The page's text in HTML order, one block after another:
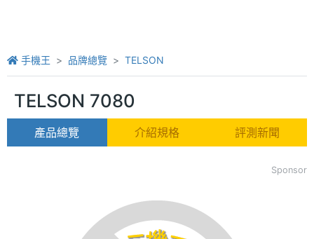
手機王 品牌總覽 TELSON
TELSON 7080
產品總覽 介紹規格 評測新聞
Sponsor